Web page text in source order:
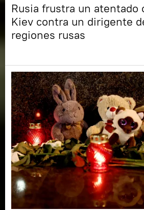
Rusia frustra un atentado
Kiev contra un dirigente
regiones rusas